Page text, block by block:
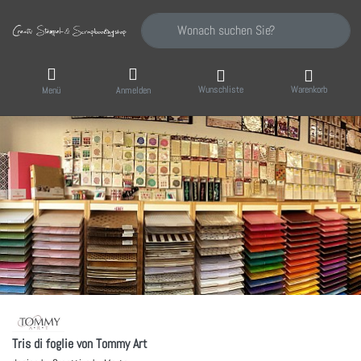
Geben Sie einen Suchbegriff ein. Während
Menü Anmelden Wunschliste Warenkorb
Tris di foglie von Tommy Art